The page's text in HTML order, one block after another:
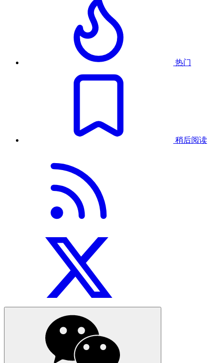
热门
稍后阅读